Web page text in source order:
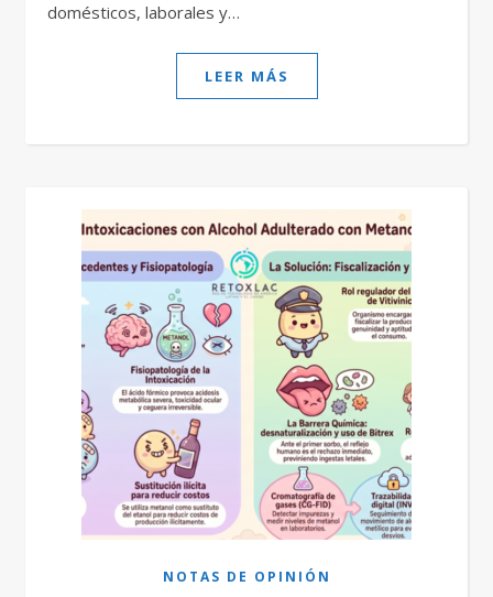
domésticos, laborales y…
LEER MÁS
NOTAS DE OPINIÓN